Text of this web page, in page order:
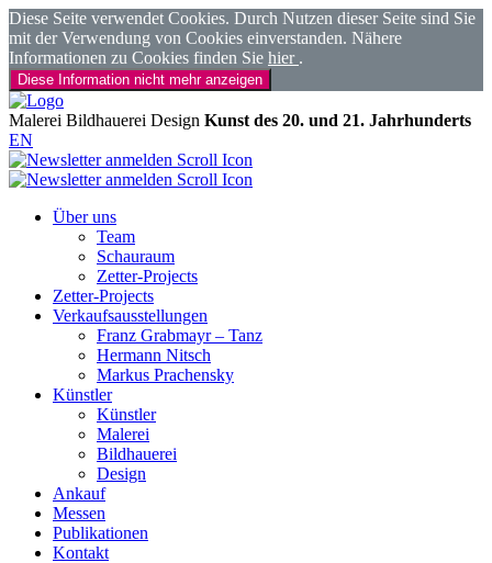
Diese Seite verwendet Cookies. Durch Nutzen dieser Seite sind Sie
mit der Verwendung von Cookies einverstanden. Nähere
Informationen zu Cookies finden Sie hier .
Diese Information nicht mehr anzeigen
Malerei Bildhauerei Design Kunst des 20. und 21. Jahrhunderts
EN
Über uns
Team
Schauraum
Zetter-Projects
Zetter-Projects
Verkaufsausstellungen
Franz Grabmayr – Tanz
Hermann Nitsch
Markus Prachensky
Künstler
Künstler
Malerei
Bildhauerei
Design
Ankauf
Messen
Publikationen
Kontakt